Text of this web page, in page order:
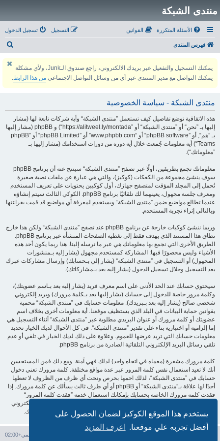
يستخدم هذا الموقع الكوكيز لضمان الحصول على
أفضل تجربه علي موقعنا.
اعرف المزيد
منتدى الشبكة
الأسئلة المتكررة القوانين تسجيل الدخول التسجيل
فهرس المنتدى
يمكنك التسجيل والتفعيل عبر بريدك الالكتروني، راجع صندوق الـJunk، ولأي مشكلة
يمكنك التواصل مع مدير المنتدى عبر أي من وسائل التواصل الاجتماعي من هذا الرابط.
منتدى الشبكة - سياسة الخصوصية
هذه الاتفاقية توضع تفاصيل كيف تستعمل ”منتدى الشبكة“ وأية شركات تابعة لها (مشار
إليها بـ ”نحن“ أو ”منتدى الشبكة“ أو ”https://alitweel.ly/montada“) و phpBB (مشار إليها
بـ ”هم“, أو ”phpBB software“ أو “www.phpbb.com” أو ”phpBB Limited“ أو ”phpBB
Teams“) أية معلومات جُمعت خلال أية دورة من دورات استخدامك (مشار إليها بـ
”معلوماتك“).
معلوماتك تجمع بطريقين، أولًا عبر تصفح ”منتدى الشبكة“ سينتج عنه أن برنامج phpBB
سوف ينشئ مجموعة من الكعكات (كوكيز)، والتي هي عبارة عن ملفات نصية صغيرة
تُحمل إلى المجلد المؤقت لمتصفح جهازك، أول كوكيين يحتويات على تعريف المستخدم
ومعرف جلسة مجهول، يعينهما لك تلقائيًا برنامج phpBB. الكوكي الثالث سيتم إنشاؤه
عندما تطالع مواضيع ضمن ”منتدى الشبكة“ ويستخدم لمعرفة أي مواضيع قد قمت بقراءتها
وبالتالي إثراء تجربة المستخدم.
وربما ننشئ كوكيات خارجة عن برنامج phpBB عند تصفح ”منتدى الشبكة“ ولكن هذا خارج
نطاق هذا المستند الذي يهدف فقط إلى تغطية الصفحات المنشأة عبر برنامج phpBB.
الطريق الأخرى التي نجمع بها معلوماتك هي عبر ما ترسله إلينا. هذا ربما يكون أحد هذه
الأشياء وليس محصورًا فيها: المشاركة كمستحدم مجهول (يشار إليه بـمنشورات
المجهول) أو التسجيل في ”منتدى الشبكة“ (يشار إلي بـحسابك) وإرسال مشاركات عبرك
بعد التسجيل وخلال تسجيل الدخول (يشار إليه بعد بـمشاركاتك).
سيحتوي حسابك عند الحد الأدنى على اسم معرف فريد (يشار إليه بعد بـاسم عضويتك)،
وكلمة مرور خاصة للدخول إلى حسابك (يشار إليها بعد بـكلمة مرورك) وبريد إلكتروني
شخصي صالح (يشار إليه بعد بـبريدك). معلومات حسابك في ”منتدى الشبكة“ محمية
بقوانين حماية البيانات في البلد الذي يستظيف موقعنا. أية معلومات أخرى بخلاف اسم
عضويتك أو كلمة مرورك أو عنوان البريدي مطلوبة عبر ”منتدى الشبكة“ أثناء التسجيل هي
إما إلزامية أو اختيارية بناء على تقدير ”منتدى الشبكة“. في كل الأحوال لديك الخيار تحديد
معلومات حسابك التي تريد عرضها للعموم. وعلاوة على ذلك لديك الخيار في تلقي أو عدم
تلقي رسائل البريد الإلكتروني التلقائية الصادرة من برنامج phpBB.
كلمة مرورك مشفرة (معماه في اتجاه واحد) لذلك فهي آمنة. ومع ذلك فمن المستحسن
أنك لا تعيد استعمال نفس كلمة المرور عبر عدة مواقع مختلفة. كلمة مرورك تعني دخول
حسابك في ”منتدى الشبكة“، لذلك احمها بحرص وتحت أي ظرف من الظروف لا تعطها
أحدًا لها علاقة بـ”منتدى الشبكة“ أو phpBB أو أي طرف ثالث يسألك عن كلمة مرورك. إذا
فقدت كلمة مرورك الخاصة بحسابك بإمكانك استعمال خدمة ”فقدت كلمة المرور“
المقدمة من برنامج phpBB. هذه العملية ستسألك عن اسم عضويتك وبريدك الإلكتروني
وبعد ذلك برنامج phpBB سينشئ لك كلمة مرور جديدة لكي تدخل بها إلى حسابك.
التوقيت العالمي+02:00